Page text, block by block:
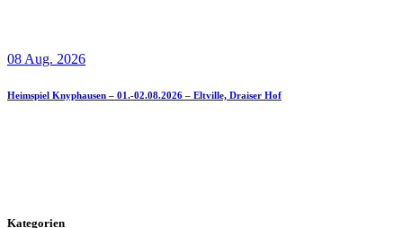
08 Aug. 2026
Heimspiel Knyphausen – 01.-02.08.2026 – Eltville, Draiser Hof
Kategorien